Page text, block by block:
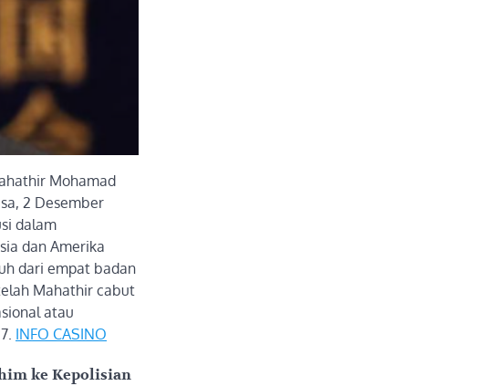
Mohamad
2 Desember
dalam
dan Amerika
dari empat badan
Mahathir cabut
atau
INFO CASINO
ke Kepolisian